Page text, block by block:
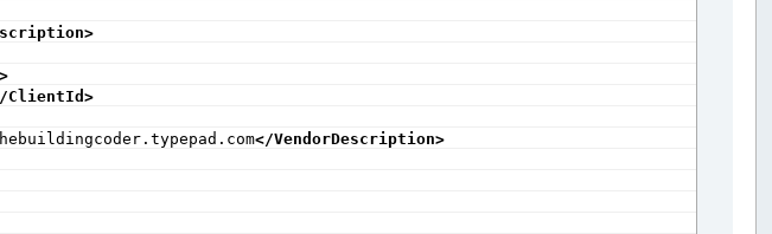
>
>
ClientId>
</VendorDescription>